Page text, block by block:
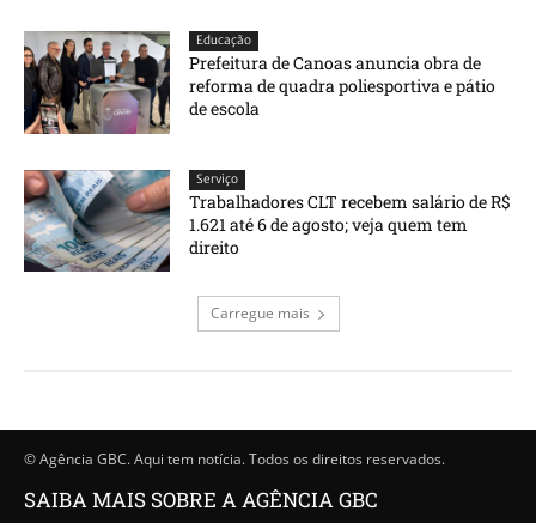
Educação
Prefeitura de Canoas anuncia obra de
reforma de quadra poliesportiva e pátio
de escola
Serviço
Trabalhadores CLT recebem salário de R$
1.621 até 6 de agosto; veja quem tem
direito
Carregue mais
© Agência GBC. Aqui tem notícia. Todos os direitos reservados.
SAIBA MAIS SOBRE A AGÊNCIA GBC